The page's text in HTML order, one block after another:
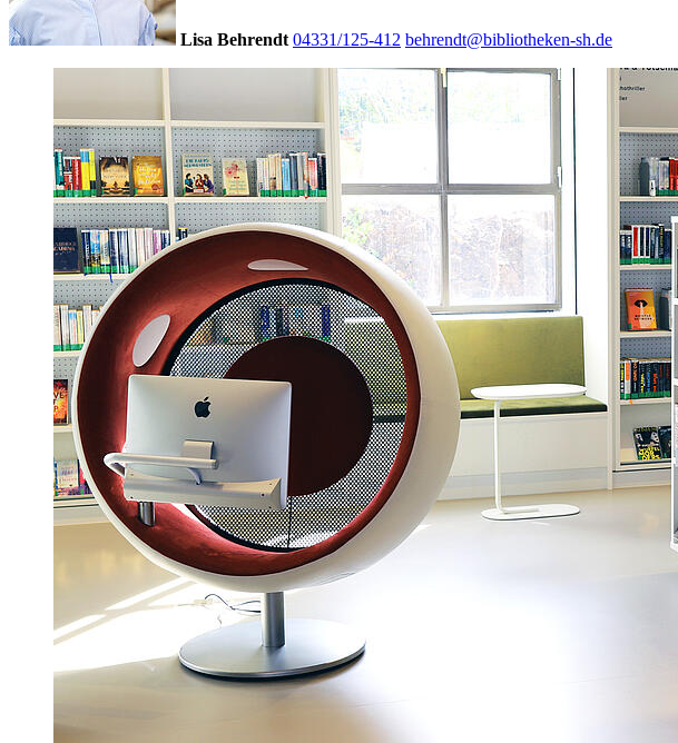
Lisa Behrendt 04331/125-412 behrendt@bibliotheken-sh.de